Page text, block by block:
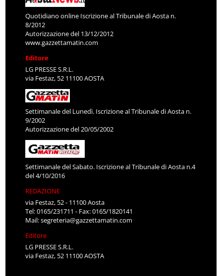
Quotidiano online Iscrizione al Tribunale di Aosta n.
8/2012
Autorizzazione del 13/12/2012
www.gazzettamatin.com
Editore
LG PRESSE S.R.L.
via Festaz, 52 11100 AOSTA
Settimanale del Lunedì. Iscrizione al Tribunale di Aosta n.
9/2002
Autorizzazione del 20/05/2002
Settimanale del Sabato. Iscrizione al Tribunale di Aosta n.4
del 4/10/2016
REDAZIONE
via Festaz, 52 - 11100 Aosta
Tel: 0165/231711 - Fax: 0165/1820141
Mail:segreteria@gazzettamatin.com
Editore
LG PRESSE S.R.L.
via Festaz, 52 11100 AOSTA